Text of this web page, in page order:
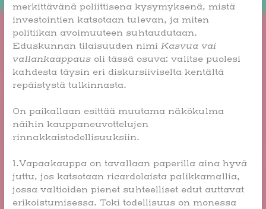
merkittävänä poliittisena kysymyksenä, mistä
investointien katsotaan tulevan, ja miten
politiikan avoimuuteen suhtaudutaan.
Eduskunnan tilaisuuden nimiKasvua vai
vallankaappaus oli tässä osuva: valitse puolesi
kahdesta täysin eri diskursiiviselta kentältä
repäistystä tulkinnasta.
On paikallaan esittää muutama näkökulma
näihin kauppaneuvottelujen
rinnakkaistodellisuuksiin.
1.Vapaakauppa on tavallaan paperilla aina hyvä
juttu, jos katsotaan ricardolaista palikkamallia,
jossa valtioiden pienet suhteelliset edut auttavat
erikoistumisessa. Toki todellisuus on monessa